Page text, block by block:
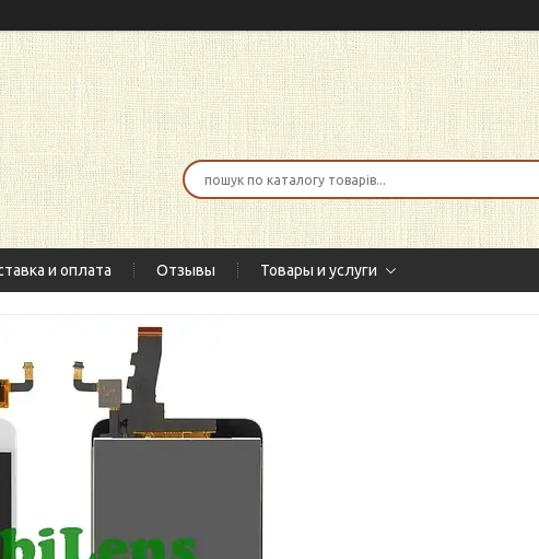
и оплата Отзывы Товары и услуги